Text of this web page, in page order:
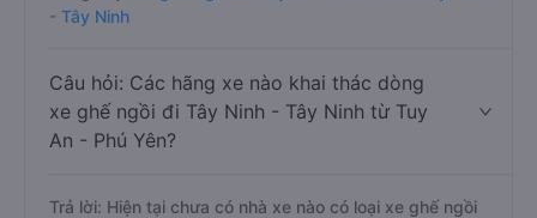
- Tây Ninh
Câu hỏi: Các hãng xe nào khai thác dòng
xe ghế ngồi đi Tây Ninh - Tây Ninh từ Tuy
An - Phú Yên?
Trả lời: Hiện tại chưa có nhà xe nào có loại xe ghế ngồi